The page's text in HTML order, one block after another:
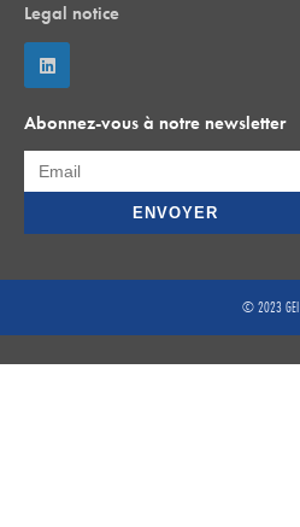
Legal notice
Abonnez-vous à notre newsletter
© 2023 GEI